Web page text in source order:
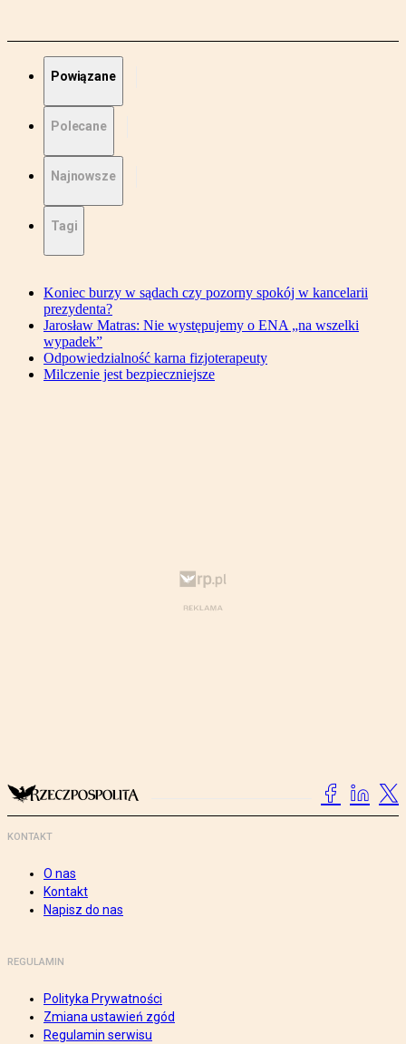
Powiązane
Polecane
Najnowsze
Tagi
Koniec burzy w sądach czy pozorny spokój w kancelarii
prezydenta?
Jarosław Matras: Nie występujemy o ENA „na wszelki
wypadek”
Odpowiedzialność karna fizjoterapeuty
Milczenie jest bezpieczniejsze
KONTAKT
O nas
Kontakt
Napisz do nas
REGULAMIN
Polityka Prywatności
Zmiana ustawień zgód
Regulamin serwisu